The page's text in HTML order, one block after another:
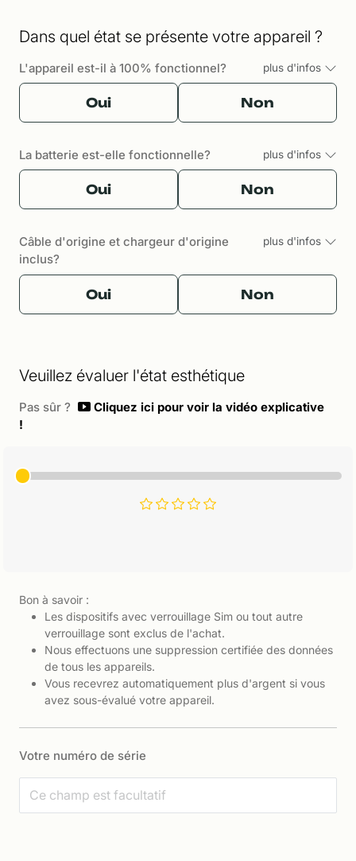
Dans quel état se présente votre appareil ?
L'appareil est-il à 100% fonctionnel? plus d'infos
Oui Non
La batterie est-elle fonctionnelle? plus d'infos
Oui Non
Câble d'origine et chargeur d'origine
inclus?
plus d'infos
Oui Non
Veuillez évaluer l'état esthétique
Pas sûr ?
Cliquez ici pour voir la vidéo explicative
!
Bon à savoir :
Les dispositifs avec verrouillage Sim ou tout autre
verrouillage sont exclus de l'achat.
Nous effectuons une suppression certifiée des données
de tous les appareils.
Vous recevrez automatiquement plus d'argent si vous
avez sous-évalué votre appareil.
Votre numéro de série